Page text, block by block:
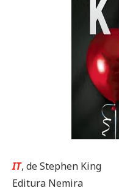
IT, de Stephen King
Editura Nemira